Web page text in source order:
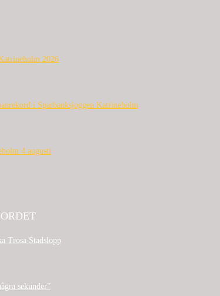
2026
i Sparbanksjoggen Katrineholm
4 augusti
Trosa Stadslopp
sekunder”